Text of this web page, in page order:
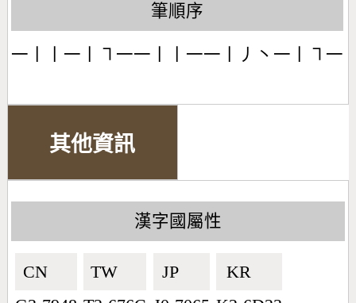
筆順序
一丨丨一丨㇕一一丨丨一一丨丿丶一丨㇕一
其他資訊
漢字國屬性
CN🇨🇳
TW🇹🇼
JP🇯🇵
KR🇰🇷